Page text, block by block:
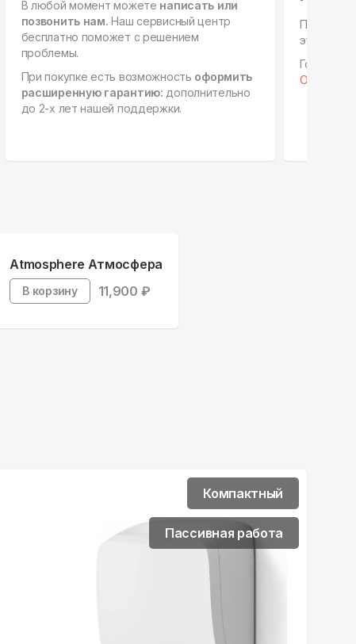
В любой момент можете написать или
позвонить нам. Наш сервисный центр
бесплатно поможет с решением
проблемы.
При покупке есть возможность оформить
расширенную гарантию: дополнительно
до 2-х лет нашей поддержки.
этапах,
Готовы к
Atmosphere Атмосфера
В корзину 11,900 ₽
Компактный
Пассивная работа